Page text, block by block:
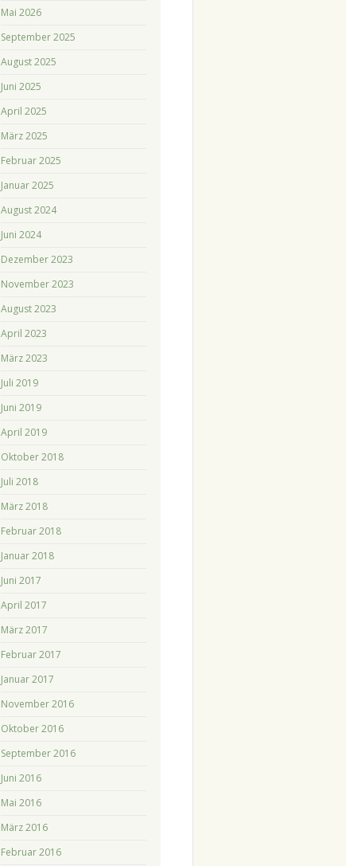
Mai 2026
September 2025
August 2025
Juni 2025
April 2025
März 2025
Februar 2025
Januar 2025
August 2024
Juni 2024
Dezember 2023
November 2023
August 2023
April 2023
März 2023
Juli 2019
Juni 2019
April 2019
Oktober 2018
Juli 2018
März 2018
Februar 2018
Januar 2018
Juni 2017
April 2017
März 2017
Februar 2017
Januar 2017
November 2016
Oktober 2016
September 2016
Juni 2016
Mai 2016
März 2016
Februar 2016